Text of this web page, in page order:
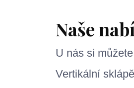
Naše
U nás si
Vertikální